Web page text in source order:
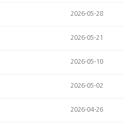
2026-05-28
2026-05-21
2026-05-10
2026-05-02
2026-04-26